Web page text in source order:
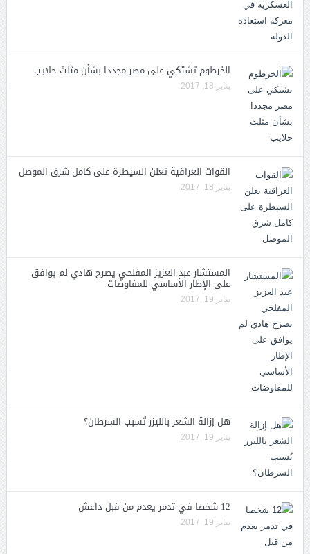
الخرطوم تشتكي على مصر مجددا بشأن مثلث حلايب
يناير 18, 2017
القوات العراقية تعلن السيطرة على كامل شرق الموصل
يناير 18, 2017
المستشار عبد العزيز المفلحي يصرح هادي لم يوافق
على الإطار الأساسي للمفاوضات
يناير 19, 2017
هل إزالة الشعر بالليزر تُسبب السرطان؟
يناير 19, 2017
12 شخصا في تدمر يعدم من قبل داعش
يناير 19, 2017